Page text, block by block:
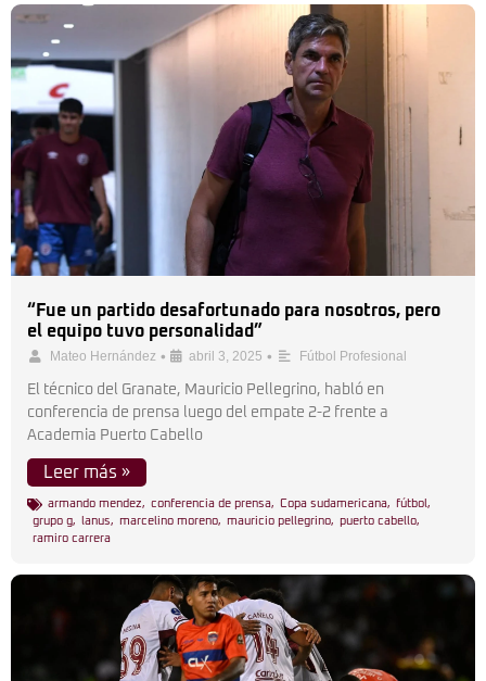
“Fue un partido desafortunado para nosotros, pero
el equipo tuvo personalidad”
Mateo Hernández • abril 3, 2025 • Fútbol Profesional
El técnico del Granate, Mauricio Pellegrino, habló en
conferencia de prensa luego del empate 2-2 frente a
Academia Puerto Cabello
Leer más »
armando mendez, conferencia de prensa, Copa sudamericana, fútbol ,
grupo g, lanus, marcelino moreno, mauricio pellegrino, puerto cabello,
ramiro carrera